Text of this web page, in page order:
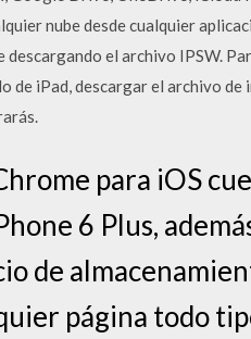
nube desde cualquier
el archivo IPSW.
iPad, descargar el archivo de
para iOS
6 Plus,
de
página todo